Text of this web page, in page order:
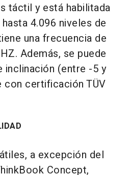
táctil y está habilitada
4.096 niveles de
una frecuencia de
Además, se puede
inclinación (entre -5 y
con certificación TÜV
a excepción del
Concept,